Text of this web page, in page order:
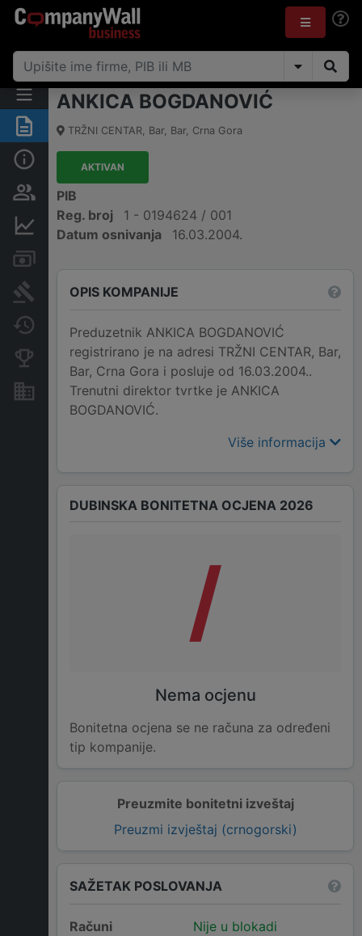
Sažetak
Osobe i vlasništvo
Finansijski podaci
Arhiva sudskih objava
Promjene
Konkurentne kompanije
Nekretnine i imovina
ANKICA BOGDANOVIĆ
TRŽNI CENTAR, Bar, Bar, Crna Gora
AKTIVAN
PIB
Reg. broj
1 - 0194624 / 001
Datum osnivanja
16.03.2004.
OPIS KOMPANIJE
Preduzetnik ANKICA BOGDANOVIĆ
registrirano je na adresi TRŽNI CENTAR, Bar,
Bar, Crna Gora i posluje od 16.03.2004..
Trenutni direktor tvrtke je ANKICA
BOGDANOVIĆ.
Više informacija
Preuzmite bonitetni izveštaj
Preuzmi izvještaj (crnogorski)
DUBINSKA BONITETNA OCJENA 2026
/
Nema ocjenu
Bonitetna ocjena se ne računa za određeni
tip kompanije.
SAŽETAK POSLOVANJA
Računi Nije u blokadi